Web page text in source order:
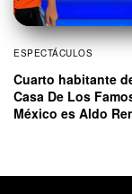
ESPECTÁCULOS
Cuarto habitante
Casa De Los
México es Aldo